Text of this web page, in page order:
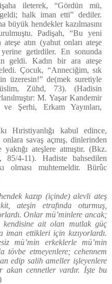
ileterek, “Gördün mü,
halk iman etti” dediler.
büyük hendekler kazılmasını
Padişah, “Bu yeni
atın (yahut onları ateşe
getirdiler. En sonunda
geldi. Kadın bir ara ateşe
Çocuk, “Anneciğim, sık
üzeresin!” de(mek suretiyle
Zühd, 73). (Hadisin
M. Yaşar Kandemir
Şerhi, Erkam Yayınları,
Hıristiyanlığı kabul edince,
savaş açmış, dinlerinden
ateşlere atmıştır. (Bkz.
4-11). Hadiste bahsedilen
olması muhtemeldir. Bürûc
kazıp (içinde) alevli ateş
ateşin etrafında oturmuş,
Onlar mü’minlere ancak;
kendisine ait olan mutlak güç
iman ettikleri için kızıyorlardı.
mü’min erkeklerle mü’min
tövbe etmeyenlere; cehennem
edip salih ameller işleyenlere
akan cennetler vardır. İşte bu